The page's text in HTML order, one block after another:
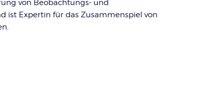
von Beobachtungs- und
ist Expertin für das Zusammenspiel von